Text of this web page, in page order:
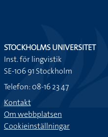
STOCKHOLMS UNIVERSITET
Inst. för lingvistik
SE-106 91 Stockholm
Telefon: 08-16 23 47
Kontakt
Om webbplatsen
Cookieinställningar